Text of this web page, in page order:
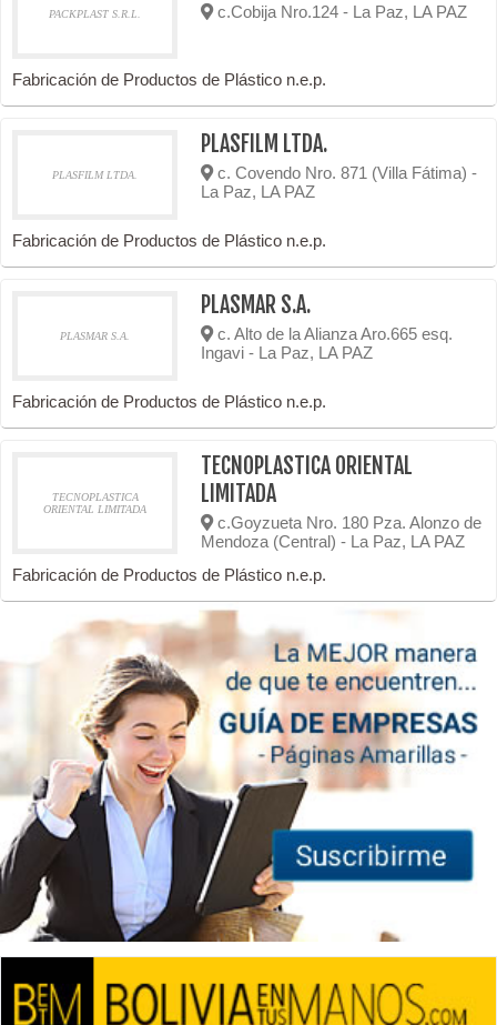
PACKPLAST S.R.L. c.Cobija Nro.124 - La Paz, LA PAZ
Fabricación de Productos de Plástico n.e.p.
PLASFILM LTDA.
PLASFILM LTDA.
c. Covendo Nro. 871 (Villa Fátima) -
La Paz, LA PAZ
Fabricación de Productos de Plástico n.e.p.
PLASMAR S.A.
PLASMAR S.A.
c. Alto de la Alianza Aro.665 esq.
Ingavi - La Paz, LA PAZ
Fabricación de Productos de Plástico n.e.p.
TECNOPLASTICA
ORIENTAL LIMITADA
TECNOPLASTICA ORIENTAL
LIMITADA
c.Goyzueta Nro. 180 Pza. Alonzo de
Mendoza (Central) - La Paz, LA PAZ
Fabricación de Productos de Plástico n.e.p.